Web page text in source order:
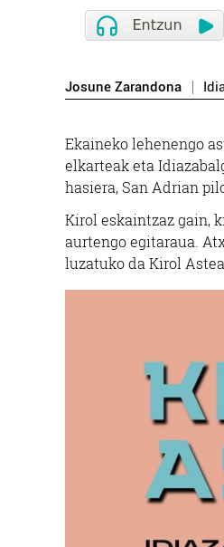
Josune Zarandona
Ekaineko lehenengo
elkarteak eta
hasiera, San Adrian
Kirol eskaintzaz gain,
aurtengo egitaraua.
luzatuko da Kirol